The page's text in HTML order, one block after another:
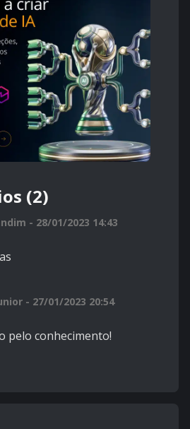
(2)
- 28/01/2023 14:43
- 27/01/2023 20:54
pelo conhecimento!